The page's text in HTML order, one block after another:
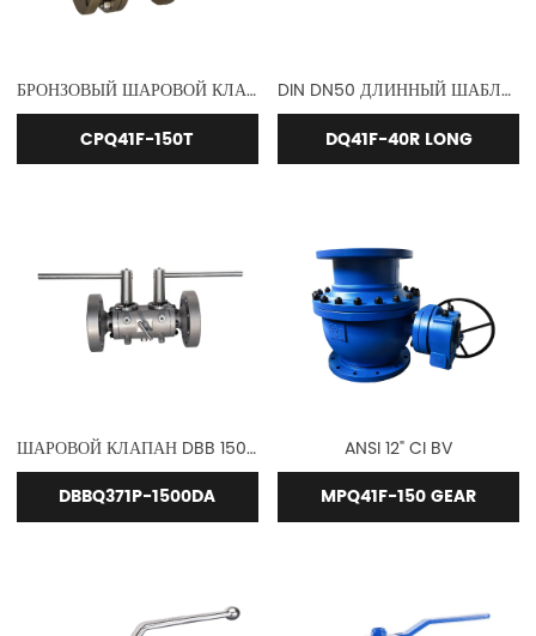
БРОНЗОВЫЙ ШАРОВОЙ КЛАПАН ANSI
CPQ41F-150T
DIN DN50 ДЛИННЫЙ ШАБЛОН
DQ41F-40R LONG
ШАРОВОЙ КЛАПАН DBB 1500 ФУНТОВ
DBBQ371P-1500DA
ANSI 12" CI BV
MPQ41F-150 GEAR